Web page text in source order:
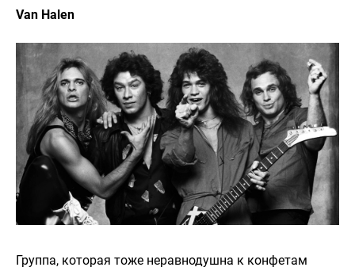
Van Halen
Группа, которая тоже неравнодушна к конфетам